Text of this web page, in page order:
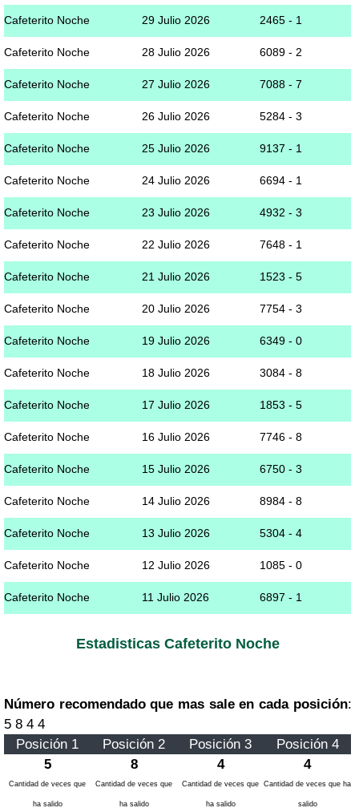
Cafeterito Noche 29 Julio 2026 2465 - 1
Cafeterito Noche 28 Julio 2026 6089 - 2
Cafeterito Noche 27 Julio 2026 7088 - 7
Cafeterito Noche 26 Julio 2026 5284 - 3
Cafeterito Noche 25 Julio 2026 9137 - 1
Cafeterito Noche 24 Julio 2026 6694 - 1
Cafeterito Noche 23 Julio 2026 4932 - 3
Cafeterito Noche 22 Julio 2026 7648 - 1
Cafeterito Noche 21 Julio 2026 1523 - 5
Cafeterito Noche 20 Julio 2026 7754 - 3
Cafeterito Noche 19 Julio 2026 6349 - 0
Cafeterito Noche 18 Julio 2026 3084 - 8
Cafeterito Noche 17 Julio 2026 1853 - 5
Cafeterito Noche 16 Julio 2026 7746 - 8
Cafeterito Noche 15 Julio 2026 6750 - 3
Cafeterito Noche 14 Julio 2026 8984 - 8
Cafeterito Noche 13 Julio 2026 5304 - 4
Cafeterito Noche 12 Julio 2026 1085 - 0
Cafeterito Noche 11 Julio 2026 6897 - 1
Estadisticas Cafeterito Noche
Número recomendado que mas sale en cada posición:
5 8 4 4
Posición 1
Posición 2 Posición 3
Posición 4
5
8 4 4
Cantidad de veces que
ha salido
Cantidad de veces que
ha salido
Cantidad de veces que
ha salido
Cantidad de veces que ha
salido